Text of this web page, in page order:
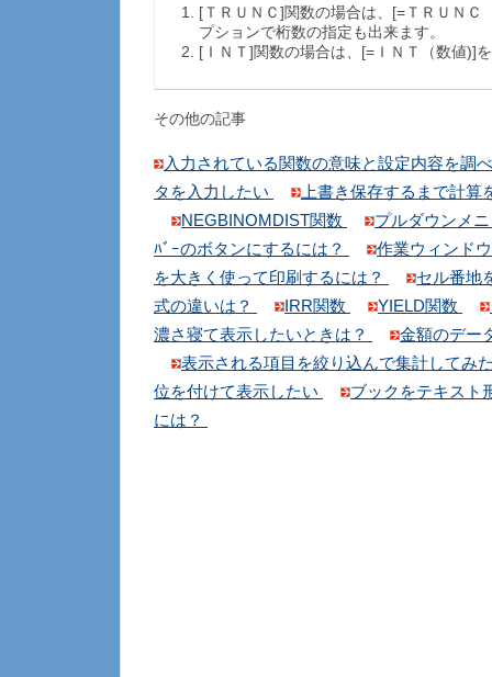
[ＴＲＵＮＣ]関数の場合は、[=ＴＲＵＮＣ
プションで桁数の指定も出来ます。
[ＩＮＴ]関数の場合は、[=ＩＮＴ（数値)]
その他の記事
入力されている関数の意味と設定内容を調
タを入力したい
上書き保存するまで計
NEGBINOMDIST関数
プルダウンメ
ﾊﾞｰのボタンにするには？
作業ウィンド
を大きく使って印刷するには？
セル番地
式の違いは？
IRR関数 YIELD関数
濃さ寝て表示したいときは？
金額のデー
表示される項目を絞り込んで集計してみ
位を付けて表示したい
ブックをテキスト
には？